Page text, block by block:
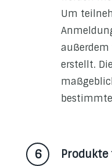
Um
außerdem
erstellt.
Produkte